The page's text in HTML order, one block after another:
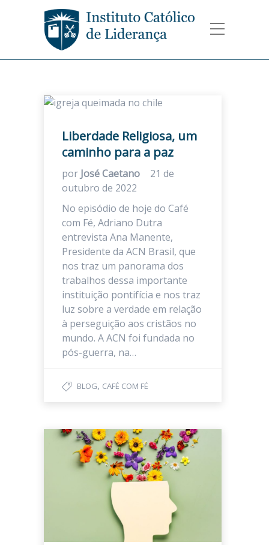
Liberdade Religiosa, um
caminho para a paz
por José Caetano
21 de
outubro de 2022
No episódio de hoje do Café
com Fé, Adriano Dutra
entrevista Ana Manente,
Presidente da ACN Brasil, que
nos traz um panorama dos
trabalhos dessa importante
instituição pontifícia e nos traz
luz sobre a verdade em relação
à perseguição aos cristãos no
mundo. A ACN foi fundada no
pós-guerra, na…
BLOG, CAFÉ COM FÉ